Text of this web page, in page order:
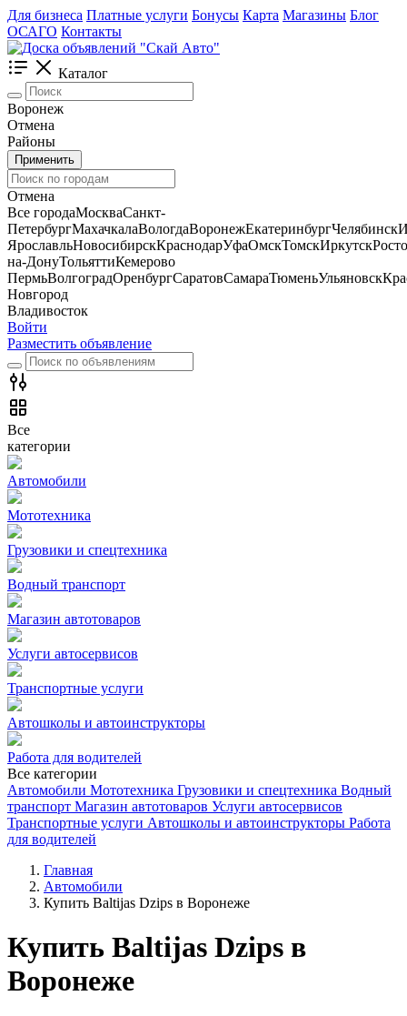
Для бизнеса Платные услуги Бонусы Карта Магазины Блог
ОСАГО Контакты
Каталог
Воронеж
Отмена
Районы
Применить
Отмена
Все городаМоскваСанкт-
ПетербургМахачкалаВологдаВоронежЕкатеринбургЧелябинск
ЯрославльНовосибирскКраснодарУфаОмскТомскИркутск
на-ДонуТольяттиКемерово
ПермьВолгоградОренбургСаратовСамараТюменьУльяновск
Новгород
Владивосток
Войти
Разместить объявление
Все
категории
Автомобили
Мототехника
Грузовики и спецтехника
Водный транспорт
Магазин автотоваров
Услуги автосервисов
Транспортные услуги
Автошколы и автоинструкторы
Работа для водителей
Все категории
Автомобили Мототехника Грузовики и спецтехника Водный
транспорт Магазин автотоваров Услуги автосервисов
Транспортные услуги Автошколы и автоинструкторы Работа
для водителей
Главная
Автомобили
Купить Baltijas Dzips в Воронеже
Купить Baltijas Dzips в
Воронеже